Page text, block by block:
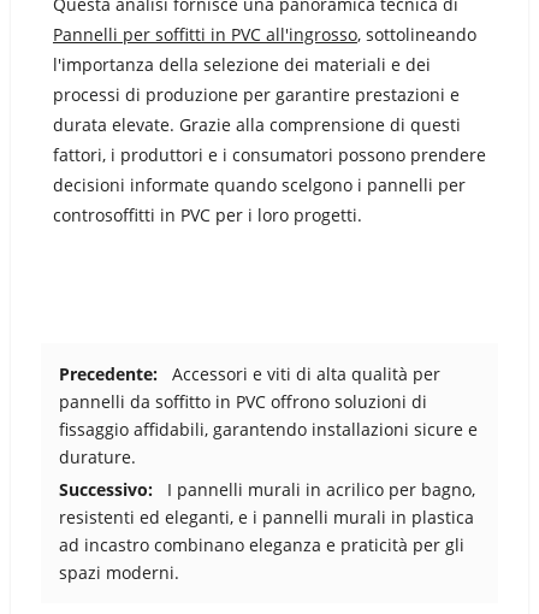
Pannelli per soffitti in PVC all'ingrosso, sottolineando
l'importanza della selezione dei materiali e dei
processi di produzione per garantire prestazioni e
durata elevate. Grazie alla comprensione di questi
fattori, i produttori e i consumatori possono prendere
decisioni informate quando scelgono i pannelli per
controsoffitti in PVC per i loro progetti.
Precedente:
Accessori e viti di alta qualità per
pannelli da soffitto in PVC offrono soluzioni di
fissaggio affidabili, garantendo installazioni sicure e
durature.
Successivo:
I pannelli murali in acrilico per bagno,
resistenti ed eleganti, e i pannelli murali in plastica
ad incastro combinano eleganza e praticità per gli
spazi moderni.